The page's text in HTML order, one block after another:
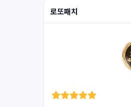
로또패치